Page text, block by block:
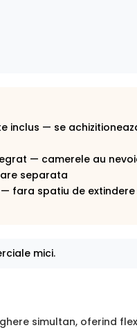
inclus — se
— camerele au
separata
— fara spatiu de extindere
mici.
simultan, oferind